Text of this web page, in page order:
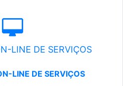
LINE DE SERVIÇOS
LINE DE SERVIÇOS